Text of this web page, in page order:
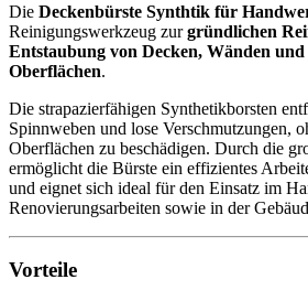
Die Deckenbürste Synthtik für
Reinigungswerkzeug zurgründlichen
Entstaubung von Decken, Wänden
Oberflächen.
Die strapazierfähigen Synthetikborsten
Spinnweben und lose Verschmutzungen,
Oberflächen zu beschädigen. Durch die
ermöglicht die Bürste ein effizientes
und eignet sich ideal für den Einsatz im
Renovierungsarbeiten sowie in der
Vorteile